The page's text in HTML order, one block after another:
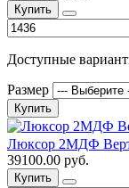
Купить
Доступные
Размер
Купить
Люксор 2МДФ
39100.00 руб.
Купить